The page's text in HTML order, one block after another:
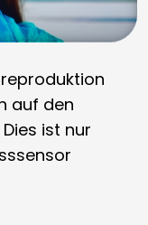
auf den
ist nur